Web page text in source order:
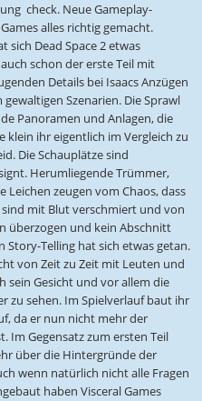
 check. Neue Gameplay-
alles richtig gemacht.
sich Dead Space 2 etwas
schon der erste Teil mit
Details bei Isaacs Anzügen
Szenarien. Die Sprawl
Panoramen und Anlagen, die
ihr eigentlich im Vergleich zu
Die Schauplätze sind
Herumliegende Trümmer,
Leichen zeugen vom Chaos, dass
mit Blut verschmiert und von
überzogen und kein Abschnitt
Story-Telling hat sich etwas getan.
von Zeit zu Zeit mit Leuten und
sein Gesicht und vor allem die
zu sehen. Im Spielverlauf baut ihr
da er nun nicht mehr der
Im Gegensatz zum ersten Teil
über die Hintergründe der
wenn natürlich nicht alle Fragen
haben Visceral Games